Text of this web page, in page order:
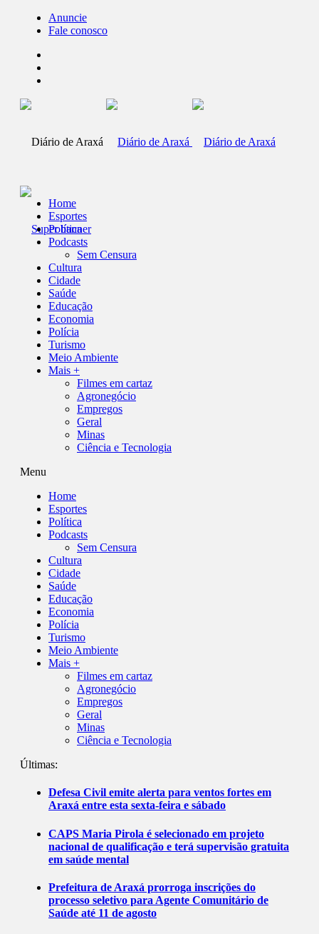
Anuncie
Fale conosco
Home
Esportes
Política
Podcasts
Sem Censura
Cultura
Cidade
Saúde
Educação
Economia
Polícia
Turismo
Meio Ambiente
Mais +
Filmes em cartaz
Agronegócio
Empregos
Geral
Minas
Ciência e Tecnologia
Menu
Home
Esportes
Política
Podcasts
Sem Censura
Cultura
Cidade
Saúde
Educação
Economia
Polícia
Turismo
Meio Ambiente
Mais +
Filmes em cartaz
Agronegócio
Empregos
Geral
Minas
Ciência e Tecnologia
Últimas:
Defesa Civil emite alerta para ventos fortes em
Araxá entre esta sexta-feira e sábado
CAPS Maria Pirola é selecionado em projeto
nacional de qualificação e terá supervisão gratuita
em saúde mental
Prefeitura de Araxá prorroga inscrições do
processo seletivo para Agente Comunitário de
Saúde até 11 de agosto